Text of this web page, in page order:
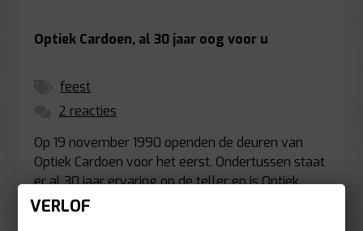
Optiek Cardoen, al 30 jaar oog voor u
feest
2 reacties
Op 19 november 1990 openden de deuren van
Optiek Cardoen voor het eerst. Ondertussen staat
er al 30 jaar ervaring op de teller en is Optiek
Cardoen een waar herkenningspunt in Beselare
VERLOF